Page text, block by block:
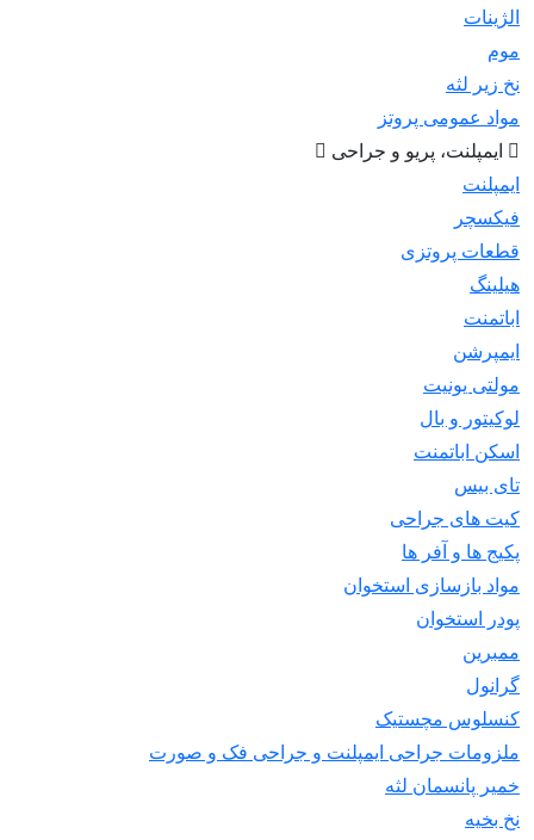
الژینات
موم
نخ زیر لثه
مواد عمومی پروتز
ایمپلنت، پریو و جراحی
ایمپلنت
فیکسچر
قطعات پروتزی
هیلینگ
اباتمنت
ایمپرشن
مولتی یونیت
لوکیتور و بال
اسکن اباتمنت
تای بیس
کیت های جراحی
پکیج ها و آفر ها
مواد بازسازی استخوان
پودر استخوان
ممبرین
گرانول
کنسلوس مچستیک
ملزومات جراحی ایمپلنت و جراحی فک و صورت
خمیر پانسمان لثه
نخ بخیه